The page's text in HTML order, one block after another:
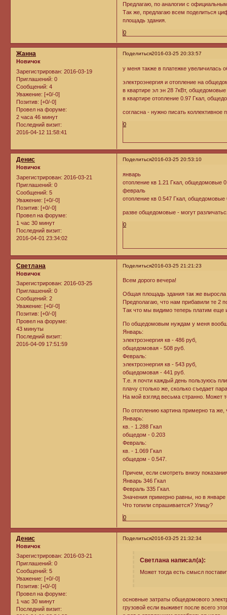
Предлагаю, по аналогии с
Так же, предлагаю всем поделиться
площадь здания.
0
Поделиться2016-03-25 20:33:57
Жанна
Новичок
Зарегистрирован: 2016-03-19
Приглашений: 0
Сообщений: 4
Уважение: [+0/-0]
Позитив: [+0/-0]
Провел на форуме:
2 часа 46 минут
Последний визит:
2016-04-12 11:58:41
у меня также в платежке увеличилась
электроэнергия и отопление на
в квартире эл эн 28 7кВт,
в квартире отопление 0.97 Гкал,
согласна - нужно писать
0
Поделиться2016-03-25 20:53:10
Денис
Новичок
Зарегистрирован: 2016-03-21
Приглашений: 0
Сообщений: 5
Уважение: [+0/-0]
Позитив: [+0/-0]
Провел на форуме:
1 час 30 минут
Последний визит:
2016-04-01 23:34:02
январь
отопление кв 1.21 Гкал, общедомовые
февраль
отопление кв 0.547 Гкал, общедомовые
разве общедомовые - могут
0
Поделиться2016-03-25 21:21:23
Светлана
Новичок
Зарегистрирован: 2016-03-25
Приглашений: 0
Сообщений: 2
Уважение: [+0/-0]
Позитив: [+0/-0]
Провел на форуме:
43 минуты
Последний визит:
2016-04-09 17:51:59
Всем дорого вечера!
Общая площадь здания так же
Предполагаю, что нам прибавили те 2
Так что мы видимо теперь платим еще
По общедомовым нуждам у меня
Январь:
электроэнергия кв - 486 руб,
общедомовая - 508 руб.
Февраль:
электроэнергия кв - 543 руб,
общедомовая - 441 руб.
Т.е. я почти каждый день пользуюсь
плачу столько же, сколько съедает
На мой взгляд весьма странно. Может
По отоплению картина примерно та же,
Январь:
кв. - 1.288 Гкал
общедом - 0.203
Февраль:
кв. - 1.069 Гкал
общедом - 0.547.
Причем, если смотреть внизу
Январь 346 Гкал
Февраль 335 Гкал.
Значения примерно равны, но в
Что топили спрашивается? Улицу?
0
Поделиться2016-03-25 21:32:34
Денис
Новичок
Зарегистрирован: 2016-03-21
Приглашений: 0
Сообщений: 5
Уважение: [+0/-0]
Позитив: [+0/-0]
Провел на форуме:
1 час 30 минут
Последний визит:
Светлана написал(а):
Может тогда есть смысл
основные затраты общедомового
грузовой если выживет после всего